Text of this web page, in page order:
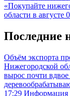
«Покупайте
области в августе
Последние
Объём экспорта
Нижегородской
вырос почти вдвое
17:29 Информация